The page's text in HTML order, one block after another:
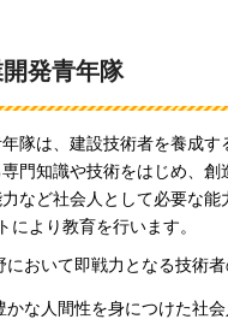
発青年隊
隊は、建設技術者を養成す
門知識や技術をはじめ、創
など社会人として必要な能
により教育を行います。
において即戦力となる技術
かな人間性を身につけた社